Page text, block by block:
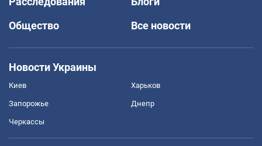
Общество
Все новости
Новости Украины
Киев Харьков
Запорожье Днепр
Черкассы